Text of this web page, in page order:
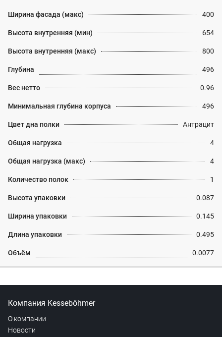
Ширина фасада (макс) 400
Высота внутренняя (мин) 654
Высота внутренняя (макс) 800
Глубина 496
Вес нетто 0.96
Минимальная глубина корпуса 496
Цвет дна полки Антрацит
Общая нагрузка 4
Общая нагрузка (макс) 4
Количество полок 1
Высота упаковки 0.087
Ширина упаковки 0.145
Длина упаковки 0.495
Объём 0.0077
Компания Kesseböhmer
О компании
Новости